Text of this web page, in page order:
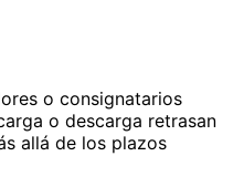
o consignatarios
o descarga retrasan
allá de los plazos